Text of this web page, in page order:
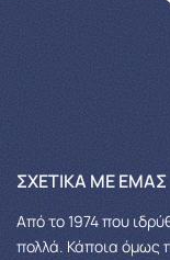
ΣΧΕΤΙΚΆ ΜΕ ΕΜΆΣ
Από το 1974 που
πολλά. Κάποια όμως